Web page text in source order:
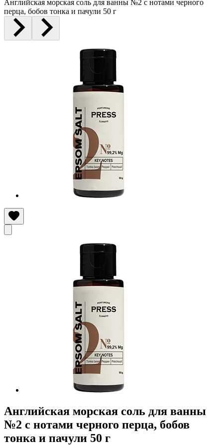
Английская морская соль для ванны №2 c нотами черного
перца, бобов тонка и пачули 50 г
Английская морская соль для ванны
№2 c нотами черного перца, бобов
тонка и пачули 50 г